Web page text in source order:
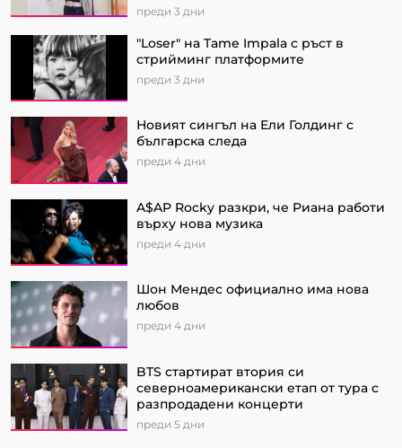
преди 3 дни
"Loser" на Tame Impala с ръст в
стрийминг платформите
преди 3 дни
Новият сингъл на Ели Голдинг с
българска следа
преди 4 дни
A$AP Rocky разкри, че Риана работи
върху нова музика
преди 4 дни
Шон Мендес официално има нова
любов
преди 4 дни
BTS стартират втория си
северноамерикански етап от турa с
разпродадени концерти
преди 5 дни